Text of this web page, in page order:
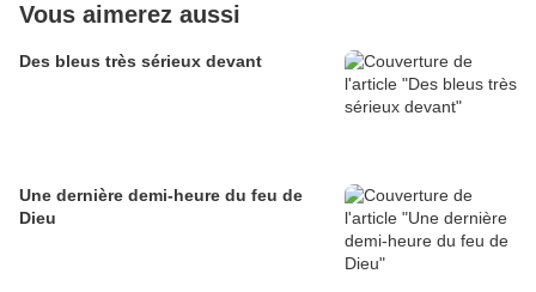
Vous aimerez aussi
Des bleus très sérieux devant
Une dernière demi-heure du feu de
Dieu